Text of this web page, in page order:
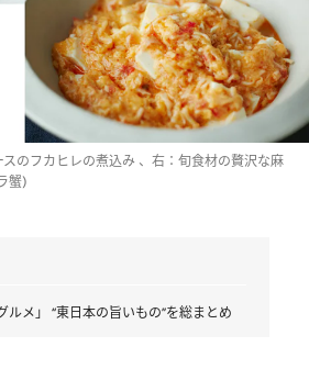
のフカヒレの煮込み 、右：旬食材の贅沢な麻
蟹)
ルメ」 “東日本の旨いもの”を総まとめ